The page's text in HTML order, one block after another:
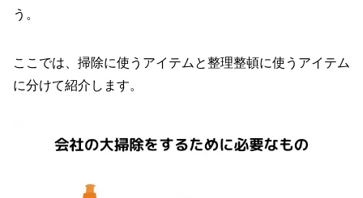
う。
ここでは、掃除に使うアイテムと整理整頓に使うアイテム
に分けて紹介します。